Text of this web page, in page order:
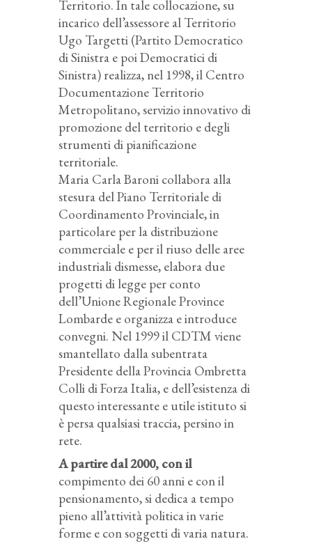
Territorio. In tale collocazione, su
incarico dell’assessore al Territorio
Ugo Targetti (Partito Democratico
di Sinistra e poi Democratici di
Sinistra) realizza, nel 1998, il Centro
Documentazione Territorio
Metropolitano, servizio innovativo di
promozione del territorio e degli
strumenti di pianificazione
territoriale.
Maria Carla Baroni collabora alla
stesura del Piano Territoriale di
Coordinamento Provinciale, in
particolare per la distribuzione
commerciale e per il riuso delle aree
industriali dismesse, elabora due
progetti di legge per conto
dell’Unione Regionale Province
Lombarde e organizza e introduce
convegni. Nel 1999 il CDTM viene
smantellato dalla subentrata
Presidente della Provincia Ombretta
Colli di Forza Italia, e dell’esistenza di
questo interessante e utile istituto si
è persa qualsiasi traccia, persino in
rete.
A partire dal 2000, con il
compimento dei 60 anni e con il
pensionamento, si dedica a tempo
pieno all’attività politica in varie
forme e con soggetti di varia natura.